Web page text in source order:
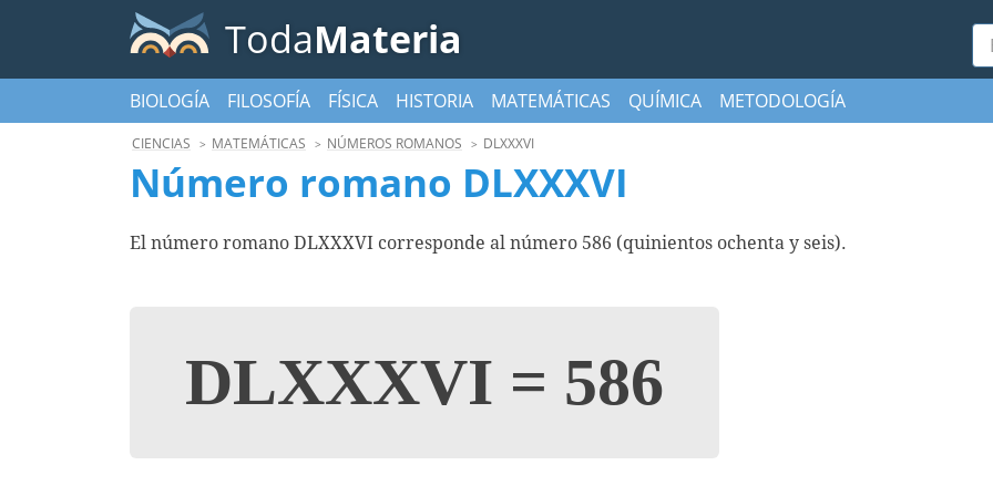
TodaMateria
BIOLOGÍA FILOSOFÍA FÍSICA HISTORIA MATEMÁTICAS QUÍMICA METODOLOGÍA
CIENCIAS MATEMÁTICAS NÚMEROS ROMANOS DLXXXVI
Número romano DLXXXVI
El número romano DLXXXVI corresponde al número 586 (quinientos ochenta y seis).
DLXXXVI = 586